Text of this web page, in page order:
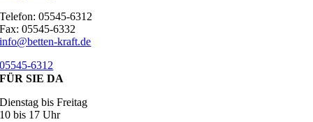
Telefon: 05545-6312
Fax: 05545-6332
info@betten-kraft.de
05545-6312
FÜR SIE DA
Dienstag bis Freitag
10 bis 17 Uhr